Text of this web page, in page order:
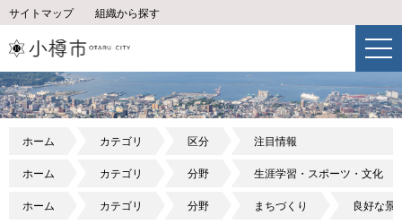
サイトマップ 組織から探す
ホーム カテゴリ 区分 注目情報
ホーム カテゴリ 分野 生涯学習・スポーツ・文化
ホーム カテゴリ 分野 まちづくり 良好な景